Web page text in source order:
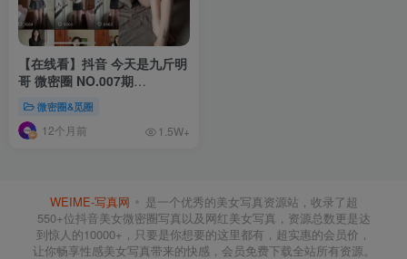
【在线看】抖音 今天是九斤明
哥 微密圈 NO.007期
微密圈&觅圈
12个月前 1.5W+
WEIME-写真网
是一个优秀的美女写真资源站，收录了超
550+位抖音美女微密圈写真以及网红美女写真，资源总数更是达
到惊人的10000+，只要是你想要的这里都有，超实惠的会员价，
让你畅享性感美女写真带来的快感，会员免费下载全站所有资源。